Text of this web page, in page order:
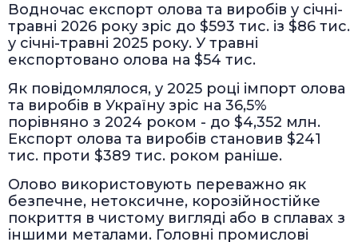
Водночас експорт олова та виробів у січні-
травні 2026 року зріс до $593 тис. із $86 тис.
у січні-травні 2025 року. У травні
експортовано олова на $54 тис.
Як повідомлялося, у 2025 році імпорт олова
та виробів в Україну зріс на 36,5%
порівняно з 2024 роком - до $4,352 млн.
Експорт олова та виробів становив $241
тис. проти $389 тис. роком раніше.
Олово використовують переважно як
безпечне, нетоксичне, корозійностійке
покриття в чистому вигляді або в сплавах з
іншими металами. Головні промислові